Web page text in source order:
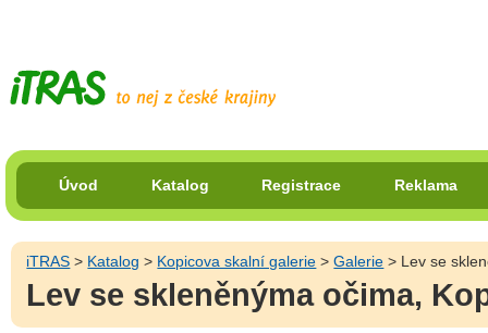
Úvod Katalog Registrace Reklama
iTRAS > Katalog > Kopicova skalní galerie >Galerie > Lev se
Lev se skleněnýma očima,